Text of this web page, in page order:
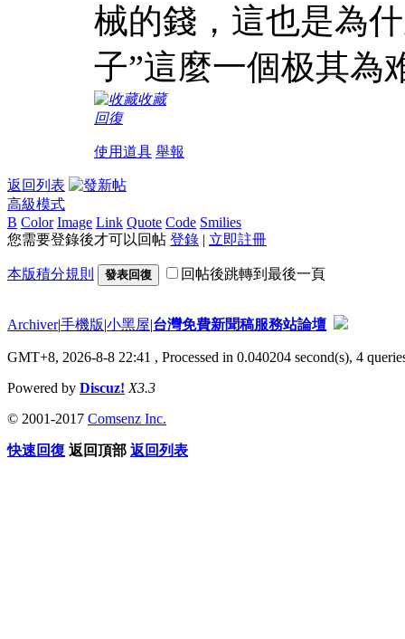
械的錢，這也是為
子”這麼一個极其為
收藏
回復
使用道具 舉報
返回列表
高級模式
B Color Image Link Quote Code Smilies
您需要登錄後才可以回帖 登錄 | 立即註冊
本版積分規則 發表回復 回帖後跳轉到最後一頁
Archiver|手機版|小黑屋|台灣免費新聞稿服務站論壇
GMT+8, 2026-8-8 22:41 , Processed in 0.040204 second(s), 4
Powered by Discuz! X3.3
© 2001-2017 Comsenz Inc.
快速回復 返回頂部 返回列表